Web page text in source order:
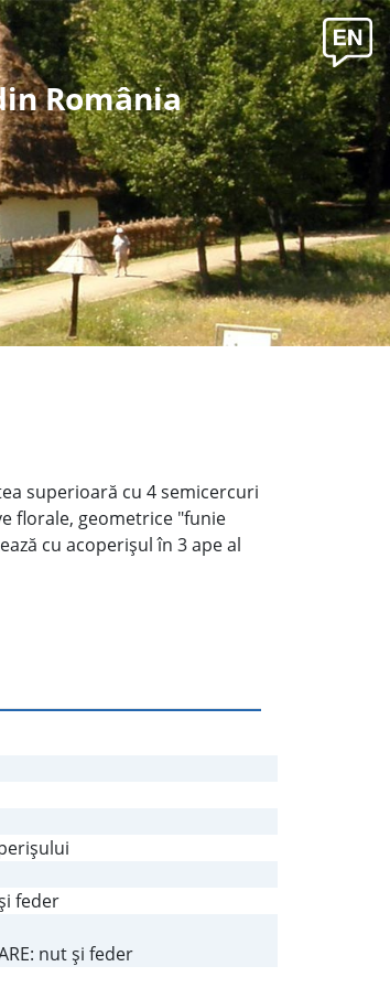
România
superioară cu 4 semicercuri
florale, geometrice "funie
cu acoperişul în 3 ape al
feder
nut şi feder